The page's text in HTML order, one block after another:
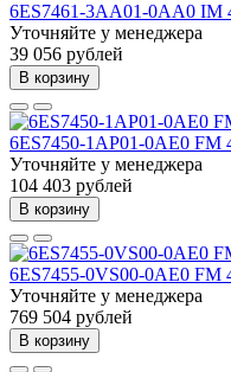
6ES7461-3AA01-0AA0 IM
Уточняйте у менеджера
39 056 рублей
В корзину
6ES7450-1AP01-0AE0 FM
Уточняйте у менеджера
104 403 рублей
В корзину
6ES7455-0VS00-0AE0 FM
Уточняйте у менеджера
769 504 рублей
В корзину